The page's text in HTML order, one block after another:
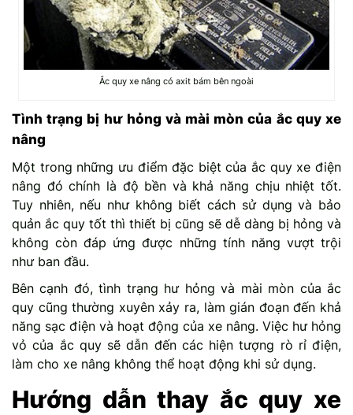
Ắc quy xe nâng có axit bám bên ngoài
Tình trạng bị hư hỏng và mài mòn của ắc quy xe
nâng
Một trong những ưu điểm đặc biệt của ắc quy xe điện
nâng đó chính là độ bền và khả năng chịu nhiệt tốt.
Tuy nhiên, nếu như không biết cách sử dụng và bảo
quản ắc quy tốt thì thiết bị cũng sẽ dễ dàng bị hỏng và
không còn đáp ứng được những tính năng vượt trội
như ban đầu.
Bên cạnh đó, tình trạng hư hỏng và mài mòn của ắc
quy cũng thường xuyên xảy ra, làm gián đoạn đến khả
năng sạc điện và hoạt động của xe nâng. Việc hư hỏng
vỏ của ắc quy sẽ dẫn đến các hiện tượng rò rỉ điện,
làm cho xe nâng không thể hoạt động khi sử dụng.
Hướng dẫn thay ắc quy xe